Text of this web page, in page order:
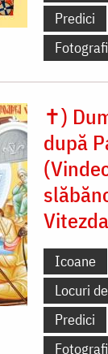
Predici
✝)
după
Icoane
Locuri
Predici